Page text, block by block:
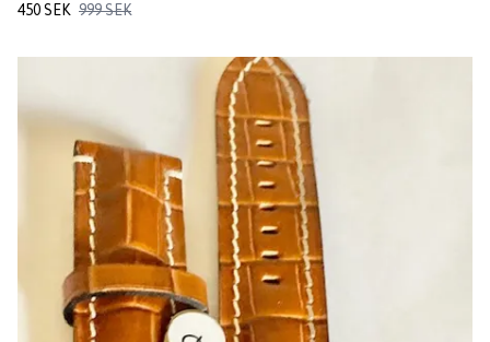
450 SEK 999 SEK